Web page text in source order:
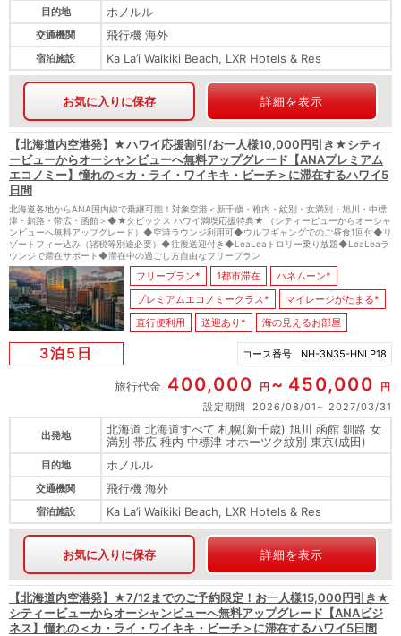
目的地 ホノルル
交通機関 飛行機 海外
宿泊施設 Ka La’i Waikiki Beach, LXR Hotels & Res
お気に入りに保存 詳細を表示
【北海道内空港発】★ハワイ応援割引/お一人様10,000円引き★シティ
ービューからオーシャンビューへ無料アップグレード【ANAプレミアム
エコノミー】憧れの＜カ・ライ・ワイキキ・ビーチ＞に滞在するハワイ5
日間
北海道各地からANA国内線で乗継可能！対象空港＜新千歳・稚内・紋別・女満別・旭川・中標
津・釧路・帯広・函館＞◆★タビックス ハワイ満喫応援特典★ （シティービューからオーシャ
ンビューへ無料アップグレード）◆空港ラウンジ利用可◆ウルフギャングでのご昼食1回付◆リ
ゾートフィー込み（諸税等別途必要）◆往復送迎付き◆LeaLeaトロリー乗り放題◆LeaLeaラ
ウンジで滞在サポート◆滞在中の過ごし方自由なフリープラン
フリープラン* 1都市滞在
ハネムーン*
プレミアムエコノミークラス*
マイレージがたまる*
直行便利用
送迎あり* 海の見えるお部屋
3泊5日 コース番号 NH-3N35-HNLP18
旅行代金 400,000 円 450,000
円
設定期間
2026/08/01 2027/03/31
出発地
北海道 北海道すべて 札幌(新千歳) 旭川 函館 釧路 女
満別 帯広 稚内 中標津 オホーツク紋別 東京(成田)
目的地 ホノルル
交通機関 飛行機 海外
宿泊施設 Ka La’i Waikiki Beach, LXR Hotels & Res
お気に入りに保存 詳細を表示
【北海道内空港発】★7/12までのご予約限定！お一人様15,000円引き★
シティービューからオーシャンビューへ無料アップグレード【ANAビジ
ネス】憧れの＜カ・ライ・ワイキキ・ビーチ＞に滞在するハワイ5日間